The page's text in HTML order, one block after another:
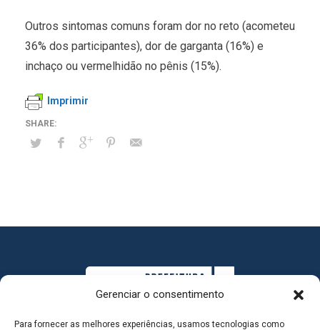
Gerenciar o consentimento
Para fornecer as melhores experiências, usamos tecnologias como
Outros sintomas comuns foram dor no reto (acometeu
36% dos participantes), dor de garganta (16%) e
inchaço ou vermelhidão no pênis (15%).
Imprimir